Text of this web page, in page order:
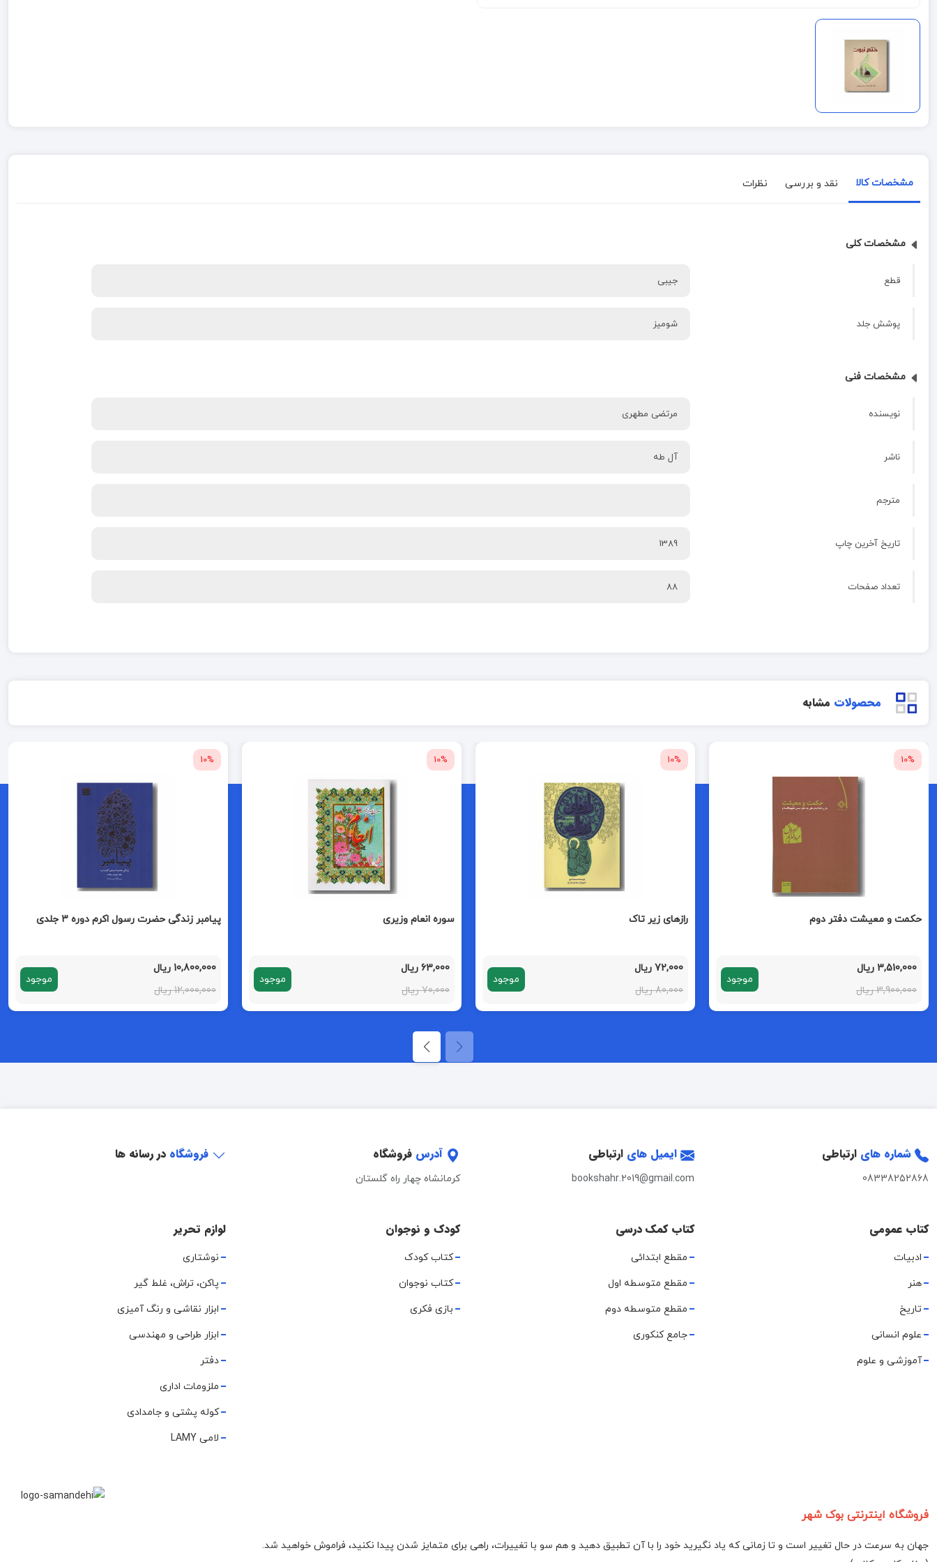
مشخصات کالا نقد و بررسی نظرات
مشخصات کلی
قطع جیبی
پوشش جلد شومیز
مشخصات فنی
نویسنده مرتضی مطهری
ناشر آل طه
مترجم
تاریخ آخرین چاپ 1389
تعداد صفحات 88
محصولات مشابه
10%
حکمت و معیشت دفتر دوم
3,510,000 ریال
3,900,000 ریال
موجود
10%
رازهای زیر تاک
72,000 ریال
80,000 ریال
موجود
10%
سوره انعام وزیری
63,000 ریال
70,000 ریال
موجود
10%
پیامبر زندگی حضرت رسول اکرم دوره 3 جلدی
10,800,000 ریال
12,000,000 ریال
موجود
شماره های ارتباطی
08338252868
ایمیل های ارتباطی
bookshahr.2019@gmail.com
آدرس فروشگاه
کرمانشاه چهار راه گلستان
فروشگاه در رسانه ها
کتاب عمومی
ادبیات
هنر
تاریخ
علوم انسانی
آموزشی و علوم
کتاب کمک درسی
مقطع ابتدائی
مقطع متوسطه اول
مقطع متوسطه دوم
جامع کنکوری
کودک و نوجوان
کتاب کودک
کتاب نوجوان
بازی فکری
لوازم تحریر
نوشتاری
پاکن، تراش، غلط گیر
ابزار نقاشی و رنگ آمیزی
ابزار طراحی و مهندسی
دفتر
ملزومات اداری
کوله پشتی و جامدادی
لامی LAMY
فروشگاه اینترنتی بوک شهر
جهان به سرعت در حال تغییر است و تا زمانی که یاد نگیرید خود را با آن تطبیق دهید و هم سو با تغییرات، راهی برای متمایز شدن پیدا نکنید، فراموش خواهید شد.